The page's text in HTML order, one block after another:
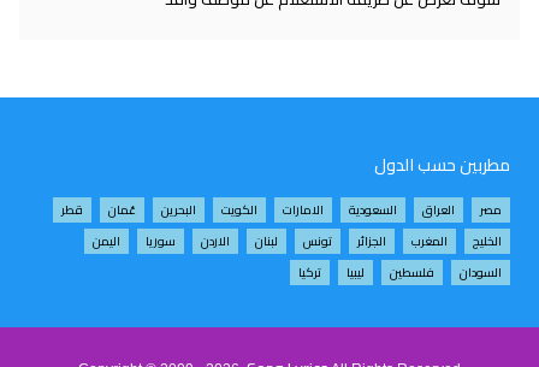
مطربين حسب الدول
مصر العراق السعودية الامارات الكويت البحرين عُمان
قطر
الخليج
المغرب الجزائر تونس لبنان الاردن سوريا
اليمن
السودان
فلسطين ليبيا تركيا